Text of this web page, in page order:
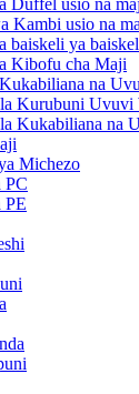
Duffel usio na
Kambi usio na
baiskeli ya
Kibofu cha Maji
na
Kurubuni Uvuvi
Kukabiliana na
Michezo
PC
PE